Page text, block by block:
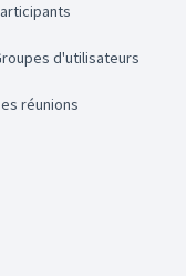
Participants
Groupes d'utilisateurs
Des réunions